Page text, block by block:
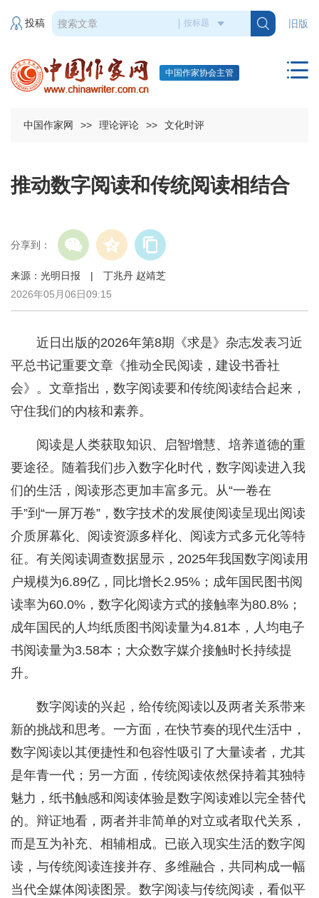
旧版
投稿
中国作家协会主管
中国作家网 >> 理论评论 >> 文化时评
推动数字阅读和传统阅读相结合
分享到：
来源：光明日报 | 丁兆丹 赵靖芝
2026年05月06日09:15
近日出版的2026年第8期《求是》杂志发表习近
平总书记重要文章《推动全民阅读，建设书香社
会》。文章指出，数字阅读要和传统阅读结合起来，
守住我们的内核和素养。
阅读是人类获取知识、启智增慧、培养道德的重
要途径。随着我们步入数字化时代，数字阅读进入我
们的生活，阅读形态更加丰富多元。从“一卷在
手”到“一屏万卷”，数字技术的发展使阅读呈现出阅读
介质屏幕化、阅读资源多样化、阅读方式多元化等特
征。有关阅读调查数据显示，2025年我国数字阅读用
户规模为6.89亿，同比增长2.95%；成年国民图书阅
读率为60.0%，数字化阅读方式的接触率为80.8%；
成年国民的人均纸质图书阅读量为4.81本，人均电子
书阅读量为3.58本；大众数字媒介接触时长持续提
升。
数字阅读的兴起，给传统阅读以及两者关系带来
新的挑战和思考。一方面，在快节奏的现代生活中，
数字阅读以其便捷性和包容性吸引了大量读者，尤其
是年青一代；另一方面，传统阅读依然保持着其独特
魅力，纸书触感和阅读体验是数字阅读难以完全替代
的。辩证地看，两者并非简单的对立或者取代关系，
而是互为补充、相辅相成。已嵌入现实生活的数字阅
读，与传统阅读连接并存、多维融合，共同构成一幅
当代全媒体阅读图景。数字阅读与传统阅读，看似平